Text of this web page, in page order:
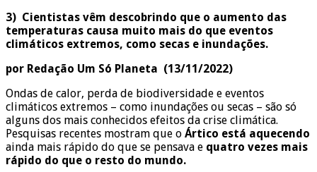
3) Cientistas vêm descobrindo que o aumento das
temperaturas causa muito mais do que eventos
climáticos extremos, como secas e inundações.
por Redação Um Só Planeta (13/11/2022)
Ondas de calor, perda de biodiversidade e eventos
climáticos extremos – como inundações ou secas – são só
alguns dos mais conhecidos efeitos da crise climática.
Pesquisas recentes mostram que o Ártico está aquecendo
ainda mais rápido do que se pensava e quatro vezes mais
rápido do que o resto do mundo.